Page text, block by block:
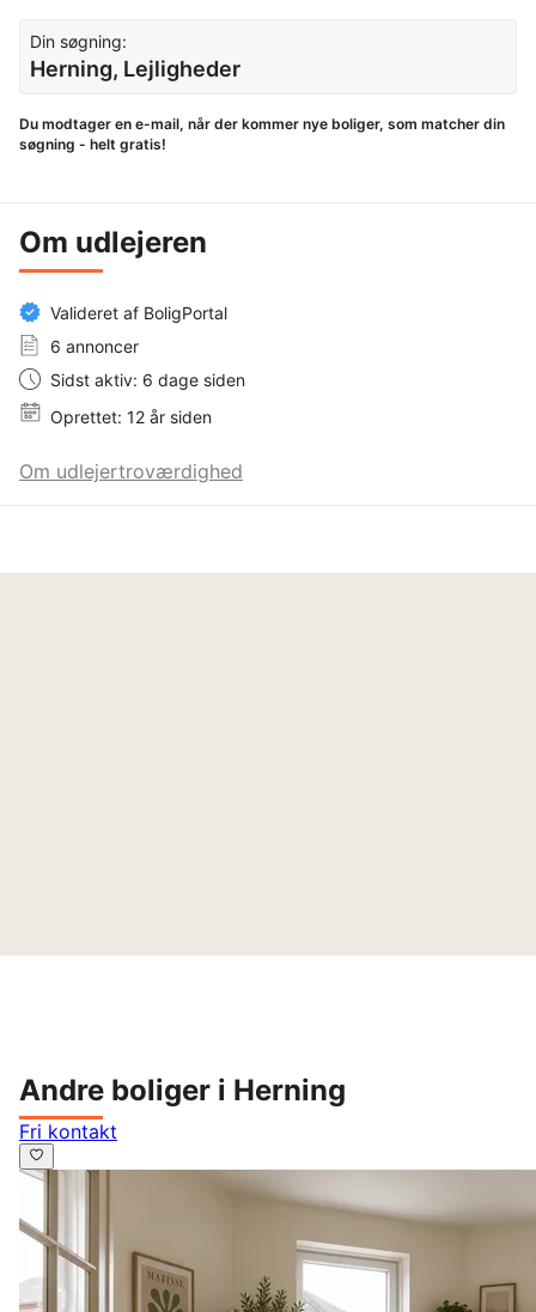
Din søgning:
Herning, Lejligheder
Du modtager en e-mail, når der kommer nye boliger, som matcher din
søgning - helt gratis!
Om udlejeren
Valideret af BoligPortal
6 annoncer
Sidst aktiv: 6 dage siden
Oprettet: 12 år siden
Om udlejertroværdighed
Andre boliger i Herning
Fri kontakt